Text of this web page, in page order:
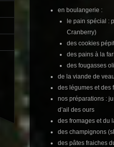
en boulangerie :
le pain spécial :
Cranberry)
des cookies
des pains à la
des fougasses
de la viande de
des légumes et des
nos préparations :
d’ail des ours
des fromages et du
des champignons
des pâtes fraiches